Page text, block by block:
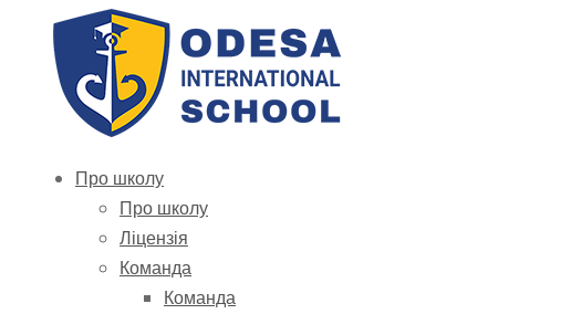
Про школу
Про школу
Ліцензія
Команда
Команда